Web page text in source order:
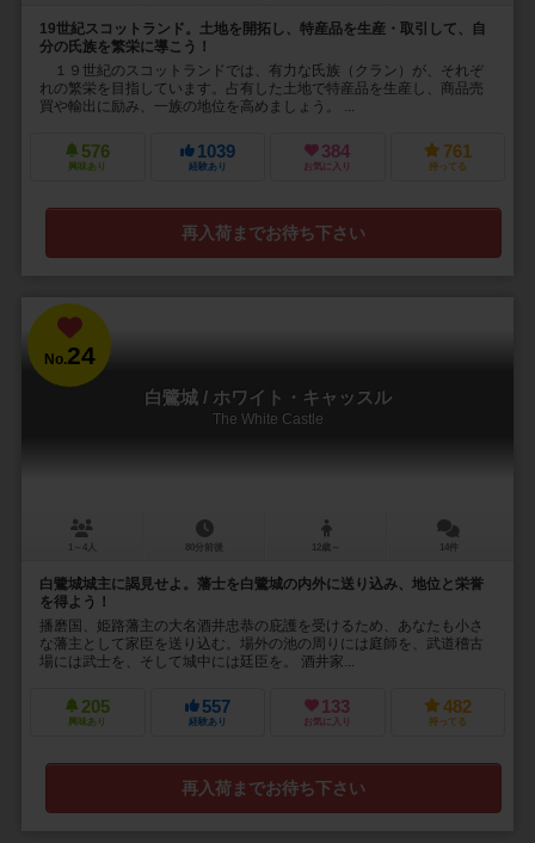
19世紀スコットランド。土地を開拓し、特産品を生産・取引して、自
分の氏族を繁栄に導こう！
１９世紀のスコットランドでは、有力な氏族（クラン）が、それぞ
れの繁栄を目指しています。占有した土地で特産品を生産し、商品売
買や輸出に励み、一族の地位を高めましょう。 ...
576
興味あり
1039
経験あり
384
お気に入り
761
持ってる
再入荷までお待ち下さい
No.24
白鷺城 / ホワイト・キャッスル
The White Castle
1～4人 80分前後 12歳～ 14件
白鷺城城主に謁見せよ。藩士を白鷺城の内外に送り込み、地位と栄誉
を得よう！
播磨国、姫路藩主の大名酒井忠恭の庇護を受けるため、あなたも小さ
な藩主として家臣を送り込む。場外の池の周りには庭師を、武道稽古
場には武士を、そして城中には廷臣を。 酒井家...
205
興味あり
557
経験あり
133
お気に入り
482
持ってる
再入荷までお待ち下さい